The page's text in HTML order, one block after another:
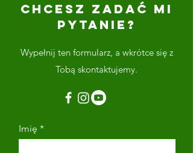
CHCESZ ZADAĆ MI
PYTANIE?
Wypełnij ten formularz, a wkrótce się z
Tobą skontaktujemy.
Imię